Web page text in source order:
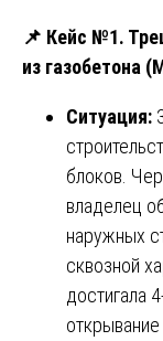
📌 Кейс №1.
из газобетона
Ситуация:
блоков.
владелец
наружных
сквозной
достигала